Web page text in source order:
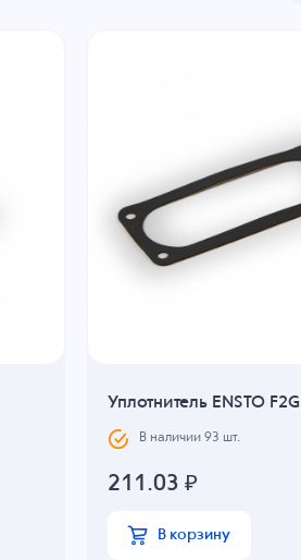
Уплотнитель ENSTO F2G
В наличии 93 шт.
211.03 ₽
В корзину